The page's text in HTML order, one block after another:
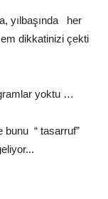
yılbaşında her
dikkatinizi çekti
yoktu …
bunu “ tasarruf”